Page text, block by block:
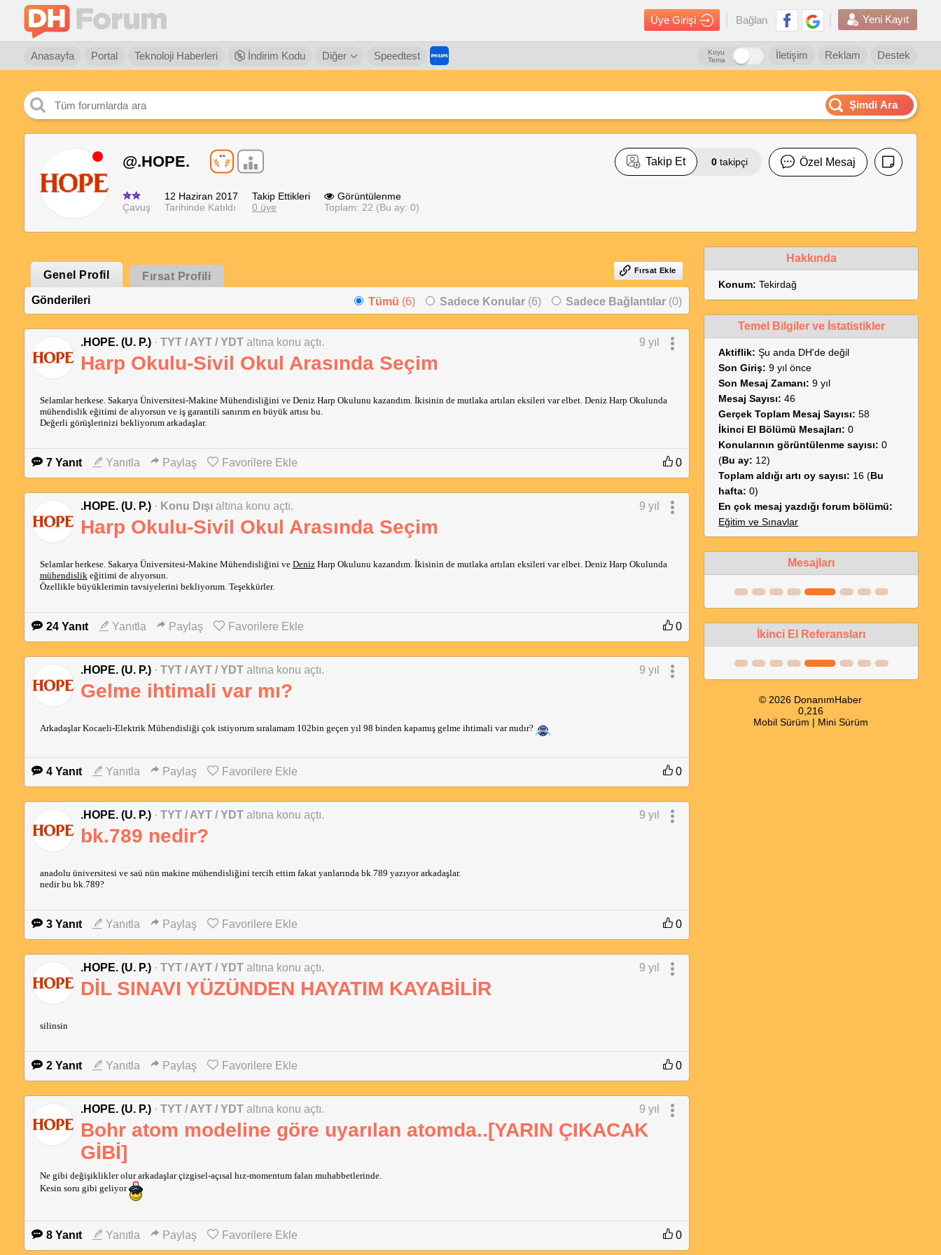
Üye Girişi Bağlan Yeni Kayıt
Anasayfa Portal Teknoloji Haberleri İndirim Kodu Diğer Speedtest Destek
Reklam
İletişim
Koyu
Tema
Şimdi Ara
@.HOPE. Takip Et 0 takipçi Özel Mesaj
Çavuş
12 Haziran 2017
Tarihinde Katıldı
Takip Ettikleri
0 üye
Görüntülenme
Toplam: 22 (Bu ay: 0)
Genel Profil Fırsat Profili Fırsat Ekle
Gönderileri Tümü (6) Sadece Konular (6) Sadece Bağlantılar (0)
.HOPE. (U. P.) · TYT / AYT / YDT altına konu açtı. 9 yıl
Harp Okulu-Sivil Okul Arasında Seçim
Selamlar herkese. Sakarya Üniversitesi-Makine Mühendisliğini ve Deniz Harp Okulunu kazandım. İkisinin de mutlaka artıları eksileri var elbet. Deniz Harp Okulunda
mühendislik eğitimi de alıyorsun ve iş garantili sanırım en büyük artısı bu.
Değerli görüşlerinizi bekliyorum arkadaşlar.
7 Yanıt Yanıtla Paylaş Favorilere Ekle 0
.HOPE. (U. P.) · Konu Dışı altına konu açtı. 9 yıl
Harp Okulu-Sivil Okul Arasında Seçim
Selamlar herkese. Sakarya Üniversitesi-Makine Mühendisliğini ve DenizHarp Okulunu kazandım. İkisinin de mutlaka artıları eksileri var elbet. Deniz Harp Okulunda
mühendislikeğitimi de alıyorsun.
Özellikle büyüklerimin tavsiyelerini bekliyorum. Teşekkürler.
24 Yanıt Yanıtla Paylaş Favorilere Ekle 0
.HOPE. (U. P.) · TYT / AYT / YDT altına konu açtı. 9 yıl
Gelme ihtimali var mı?
Arkadaşlar Kocaeli-Elektrik Mühendisliği çok istiyorum sıralamam 102bin geçen yıl 98 binden kapamış gelme ihtimali var mıdır?
4 Yanıt Yanıtla Paylaş Favorilere Ekle 0
.HOPE. (U. P.) · TYT / AYT / YDT altına konu açtı. 9 yıl
bk.789 nedir?
anadolu üniversitesi ve saü nün makine mühendisliğini tercih ettim fakat yanlarında bk.789 yazıyor arkadaşlar.
nedir bu bk.789?
3 Yanıt Yanıtla Paylaş Favorilere Ekle 0
.HOPE. (U. P.) · TYT / AYT / YDT altına konu açtı. 9 yıl
DİL SINAVI YÜZÜNDEN HAYATIM KAYABİLİR
silinsin
2 Yanıt Yanıtla Paylaş Favorilere Ekle 0
.HOPE. (U. P.) · TYT / AYT / YDT altına konu açtı. 9 yıl
Bohr atom modeline göre uyarılan atomda..[YARIN ÇIKACAK
GİBİ]
Ne gibi değişiklikler olur arkadaşlar çizgisel-açısal hız-momentum falan muhabbetlerinde.
Kesin soru gibi geliyor
8 Yanıt Yanıtla Paylaş Favorilere Ekle 0
Hakkında
Konum: Tekirdağ
Temel Bilgiler ve İstatistikler
Aktiflik: Şu anda DH'de değil
Son Giriş: 9 yıl önce
Son Mesaj Zamanı: 9 yıl
Mesaj Sayısı: 46
Gerçek Toplam Mesaj Sayısı: 58
İkinci El Bölümü Mesajları: 0
Konularının görüntülenme sayısı: 0
(Bu ay: 12)
Toplam aldığı artı oy sayısı: 16 (Bu
hafta: 0)
En çok mesaj yazdığı forum bölümü:
Eğitim ve Sınavlar
Mesajları
İkinci El Referansları
© 2026 DonanımHaber
0,216
Mobil Sürüm | Mini Sürüm